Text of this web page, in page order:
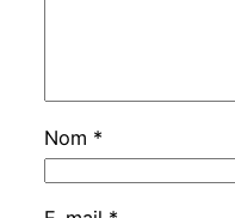
Nom *